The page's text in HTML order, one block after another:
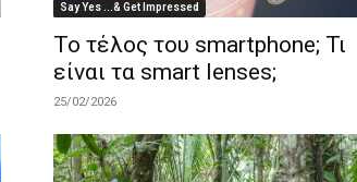
Say Yes ...& Get Impressed
Το τέλος του smartphone; Τι
είναι τα smart lenses;
25/02/2026